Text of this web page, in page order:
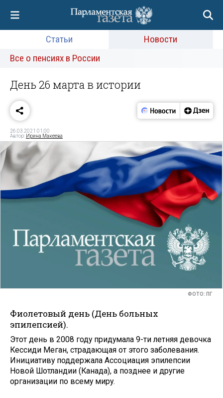
Статьи
Новости
Все о пенсиях в России
День 26 марта в истории
26.03.2021 01:00
Автор: Ирина Макеева
ФОТО: ПГ
Фиолетовый день (День больных
эпилепсией).
Этот день в 2008 году придумала 9-ти летняя девочка
Кессиди Меган, страдающая от этого заболевания.
Инициативу поддержала Ассоциация эпилепсии
Новой Шотландии (Канада), а позднее и другие
организации по всему миру.